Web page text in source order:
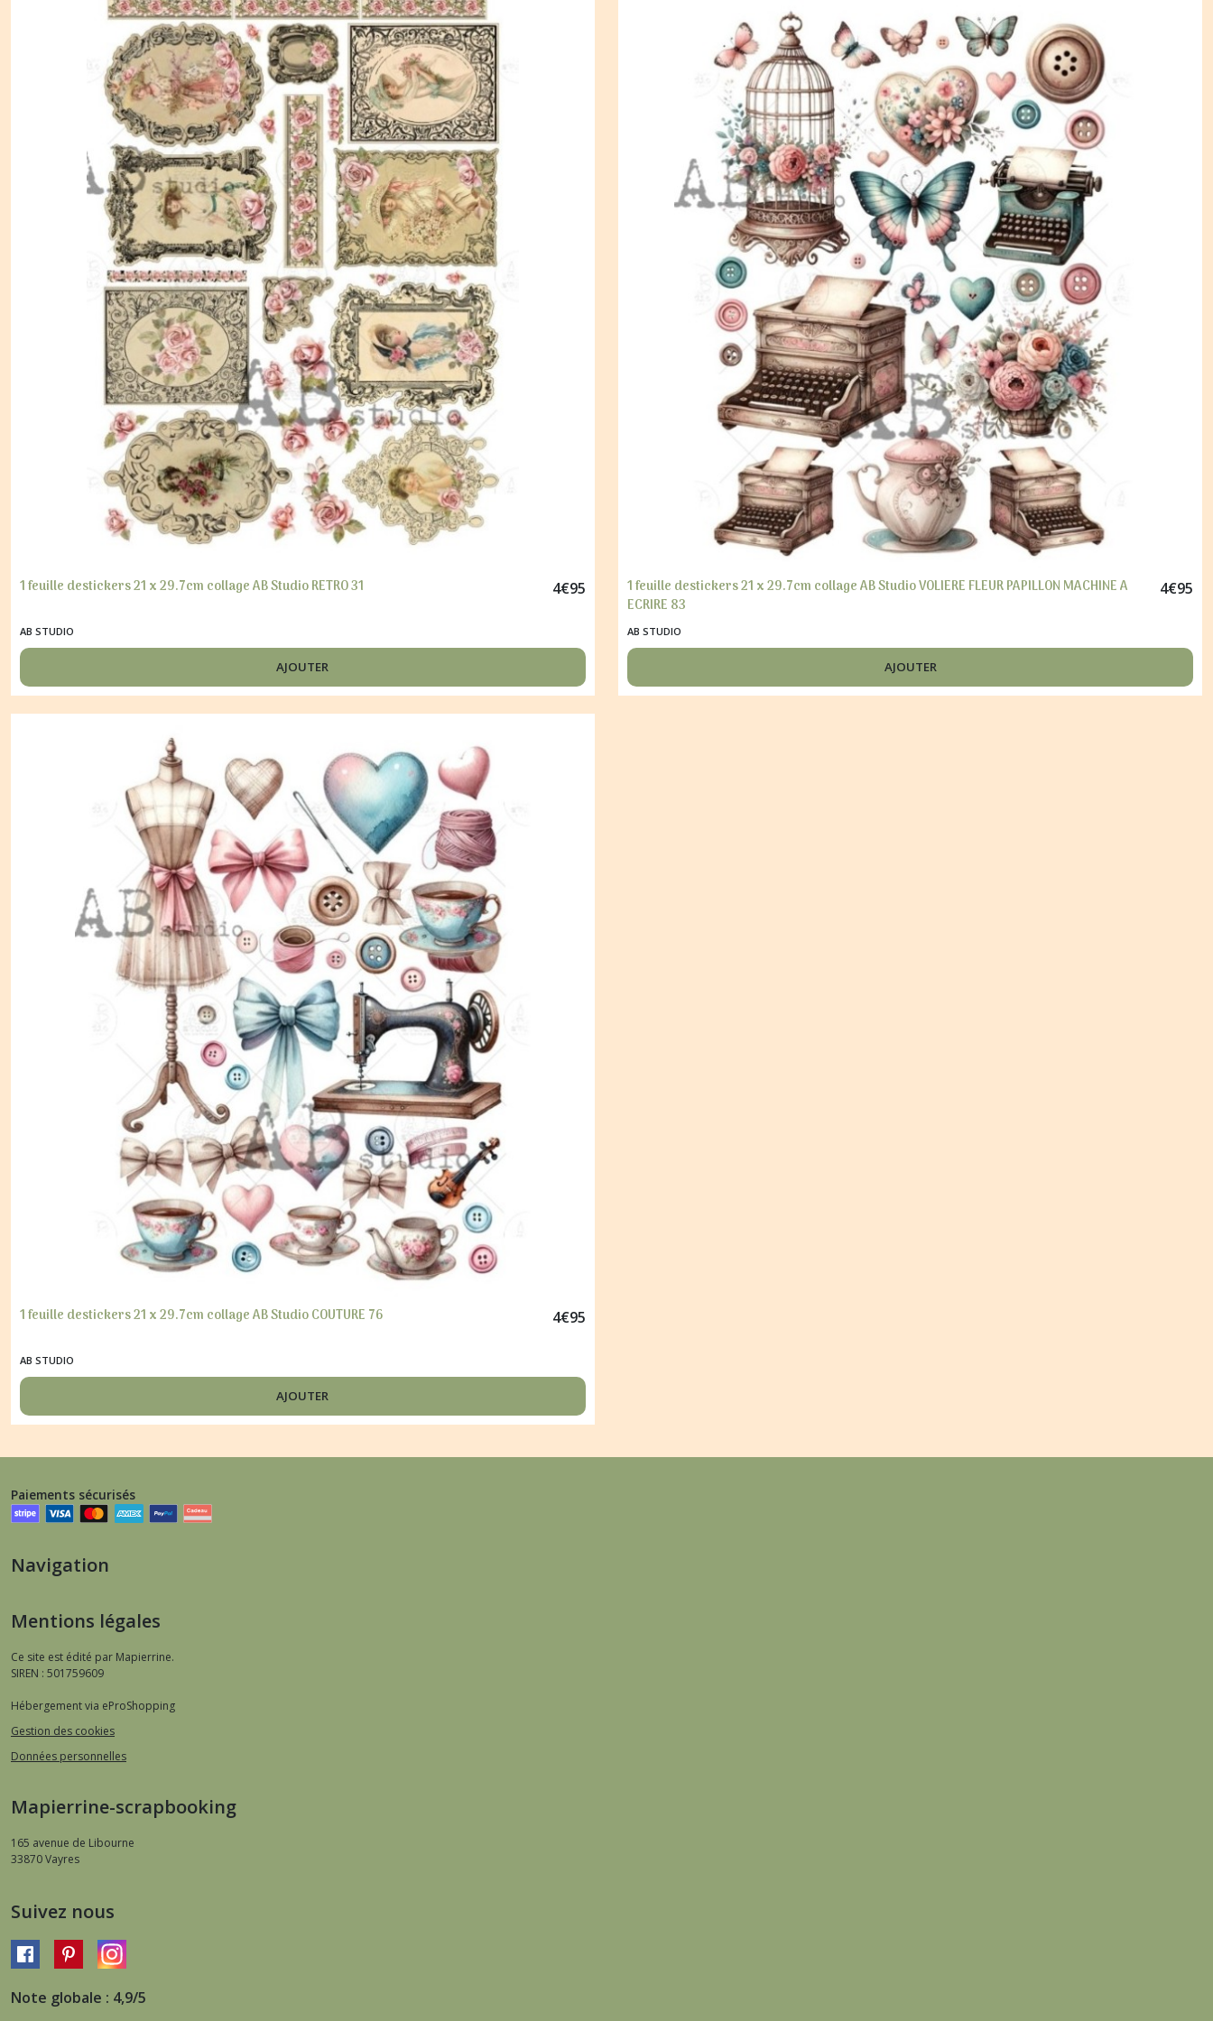
1 feuille destickers 21 x 29.7cm collage AB Studio RETRO 31 4€95
AB STUDIO
AJOUTER
1 feuille destickers 21 x 29.7cm collage AB Studio VOLIERE FLEUR PAPILLON MACHINE A
ECRIRE 83
4€95
AB STUDIO
AJOUTER
1 feuille destickers 21 x 29.7cm collage AB Studio COUTURE 76 4€95
AB STUDIO
AJOUTER
Paiements sécurisés
Navigation
Mentions légales
Ce site est édité par Mapierrine.
SIREN : 501759609
Hébergement via eProShopping
Gestion des cookies
Données personnelles
Mapierrine-scrapbooking
165 avenue de Libourne
33870Vayres
Suivez nous
Note globale : 4,9/5